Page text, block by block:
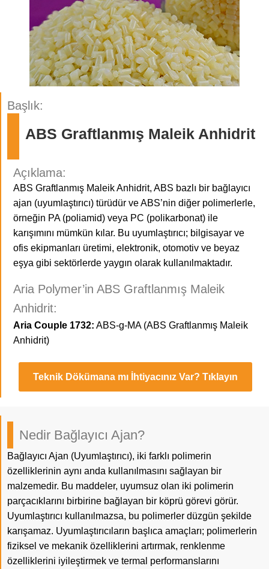
Başlık:
ABS Graftlanmış Maleik Anhidrit
Açıklama:
ABS Graftlanmış Maleik Anhidrit, ABS bazlı bir bağlayıcı
ajan (uyumlaştırıcı) türüdür ve ABS’nin diğer polimerlerle,
örneğin PA (poliamid) veya PC (polikarbonat) ile
karışımını mümkün kılar. Bu uyumlaştırıcı; bilgisayar ve
ofis ekipmanları üretimi, elektronik, otomotiv ve beyaz
eşya gibi sektörlerde yaygın olarak kullanılmaktadır.
Aria Polymer’in ABS Graftlanmış Maleik
Anhidrit:
Aria Couple 1732: ABS-g-MA (ABS Graftlanmış Maleik
Anhidrit)
Teknik Dökümana mı İhtiyacınız Var? Tıklayın
Nedir Bağlayıcı Ajan?
Bağlayıcı Ajan (Uyumlaştırıcı), iki farklı polimerin
özelliklerinin aynı anda kullanılmasını sağlayan bir
malzemedir. Bu maddeler, uyumsuz olan iki polimerin
parçacıklarını birbirine bağlayan bir köprü görevi görür.
Uyumlaştırıcı kullanılmazsa, bu polimerler düzgün şekilde
karışamaz. Uyumlaştırıcıların başlıca amaçları; polimerlerin
fiziksel ve mekanik özelliklerini artırmak, renklenme
özelliklerini iyileştirmek ve termal performanslarını